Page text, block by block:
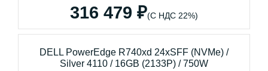
316 479 ₽(С НДС 22%)
DELL PowerEdge R740xd 24xSFF (NVMe) /
Silver 4110 / 16GB (2133P) / 750W